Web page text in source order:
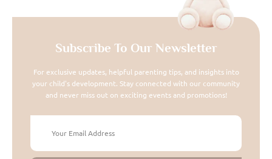
Subscribe To Our Newsletter
For exclusive updates, helpful parenting tips, and insights into
your child's development. Stay connected with our community
and never miss out on exciting events and promotions!